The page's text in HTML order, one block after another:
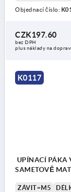
Objednací číslo:
CZK197.60
bez DPH
plus náklady na
K0117
UPÍNACÍ PÁKA
SAMETOVĚ
ZÁVIT=M5